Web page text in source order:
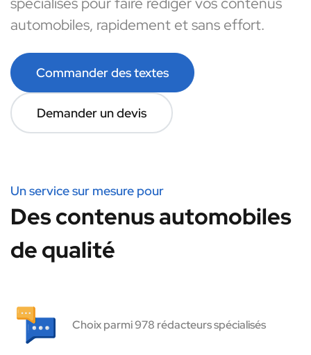
automobiles, rapidement et sans effort.
Commander des textes
Demander un devis
Un service sur mesure pour
Des contenus automobiles
de qualité
Choix parmi 978 rédacteurs spécialisés